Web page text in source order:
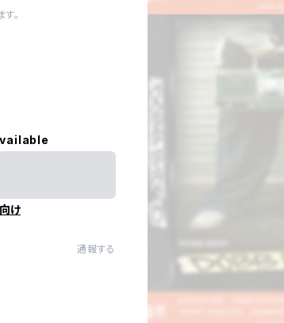
。
け
通報する